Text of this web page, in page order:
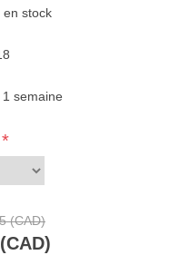
en stock
1 semaine
*
(CAD)